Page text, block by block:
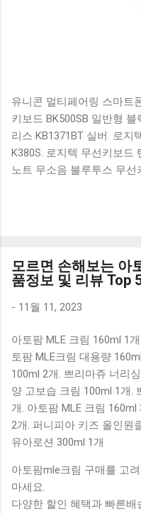
유니콘 멀티페어링 스마트
키보드 BK500SB 일반형
리스 KB1371BT 실버. 로
K380S. 로지텍 무선키보드
노트 무소음 블루투스 무선
혜택을 놓치지 마세요. 다
치지 않도록 먼저 확인해보
를 사더라도 종류도 많고,
많을 수 밖에 없습니다. 다
꼼꼼히 비교해서 구매하실
가상품 보러가기 추천상품
태블릿 거치형 저소음 블루
랙 유니콘 멀티페어링 스마
모르면 손해보는 아
품정보 및 리뷰 Top
- 11월 11, 2023
아토팜 MLE 크림 160ml 1
토팜 MLE크림 대용량
100ml 2개. 쁘리마쥬 너리
양 고보습 크림 100ml 1개.
개. 아토팜 MLE 크림
2개. 퍼니피아 키즈 올인원
유아로션 300ml 1개
아토팜mle크림 구매를 고
마세요.
다양한 할인 혜택과 빠른